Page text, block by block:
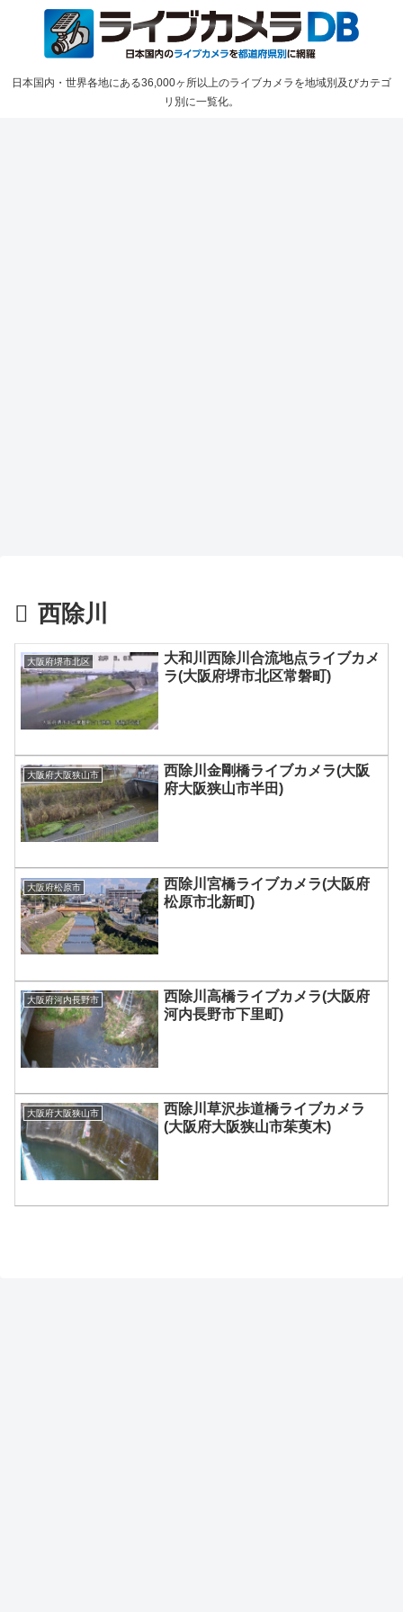
日本国内・世界各地にある36,000ヶ所以上のライブカメラを地域別及びカテゴ
リ別に一覧化。
西除川
大阪府堺市北区
大和川西除川合流地点ライブカメ
ラ(大阪府堺市北区常磐町)
大阪府大阪狭山市
西除川金剛橋ライブカメラ(大阪
府大阪狭山市半田)
大阪府松原市
西除川宮橋ライブカメラ(大阪府
松原市北新町)
大阪府河内長野市
西除川高橋ライブカメラ(大阪府
河内長野市下里町)
大阪府大阪狭山市
西除川草沢歩道橋ライブカメラ
(大阪府大阪狭山市茱萸木)